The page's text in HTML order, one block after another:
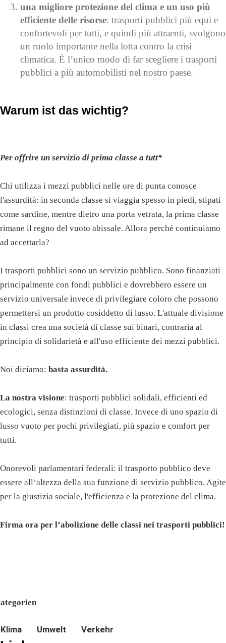
una migliore protezione del clima e un uso più
efficiente delle risorse: trasporti pubblici più equi e
confortevoli per tutti, e quindi più attraenti, svolgono
un ruolo importante nella lotta contro la crisi
climatica. È l’unico modo di far scegliere i trasporti
pubblici a più automobilisti nel nostro paese.
Warum ist das wichtig?
Per offrire un servizio di prima classe a tutt*
Chi utilizza i mezzi pubblici nelle ore di punta conosce
l'assurdità: in seconda classe si viaggia spesso in piedi, stipati
come sardine, mentre dietro una porta vetrata, la prima classe
rimane il regno del vuoto abissale. Allora perché continuiamo
ad accettarla?
I trasporti pubblici sono un servizio pubblico. Sono finanziati
principalmente con fondi pubblici e dovrebbero essere un
servizio universale invece di privilegiare coloro che possono
permettersi un prodotto cosiddetto di lusso. L'attuale divisione
in classi crea una società di classe sui binari, contraria al
principio di solidarietà e all'uso efficiente dei mezzi pubblici.
Noi diciamo: basta assurdità.
La nostra visione: trasporti pubblici solidali, efficienti ed
ecologici, senza distinzioni di classe. Invece di uno spazio di
lusso vuoto per pochi privilegiati, più spazio e comfort per
tutti.
Onorevoli parlamentari federali: il trasporto pubblico deve
essere all’altezza della sua funzione di servizio pubblico. Agite
per la giustizia sociale, l'efficienza e la protezione del clima.
Firma ora per l’abolizione delle classi nei trasporti pubblici!
Klima Umwelt Verkehr